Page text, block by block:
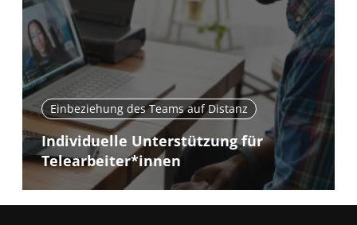
Einbeziehung des Teams auf Distanz
Individuelle Unterstützung für
Telearbeiter*innen